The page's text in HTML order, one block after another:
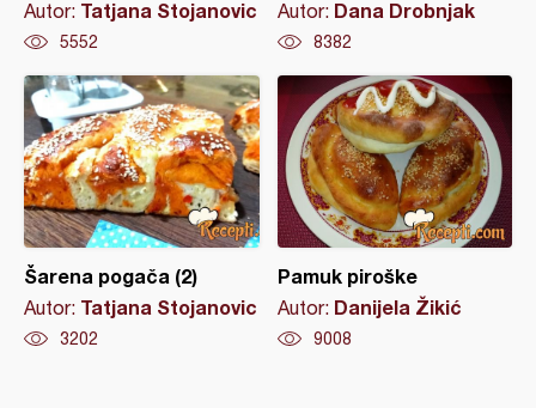
Autor: Tatjana Stojanovic
5552
Autor: Dana Drobnjak
8382
Šarena pogača (2)
Autor: Tatjana Stojanovic
3202
Pamuk piroške
Autor: Danijela Žikić
9008